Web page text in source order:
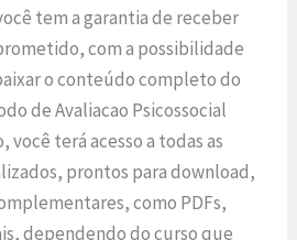
tem a garantia de receber
com a possibilidade
o conteúdo completo do
de Avaliacao Psicossocial
você terá acesso a todas as
prontos para download,
como PDFs,
dependendo do curso que